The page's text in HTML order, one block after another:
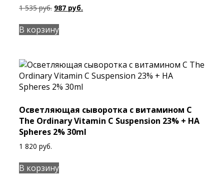
1 535руб. Первоначальная
составляла
1
987 руб.
В корзину
Осветляющая сыворотка с витамином С
The Ordinary Vitamin C Suspension 23% + HA
Spheres 2% 30ml
1 820 руб.
В корзину